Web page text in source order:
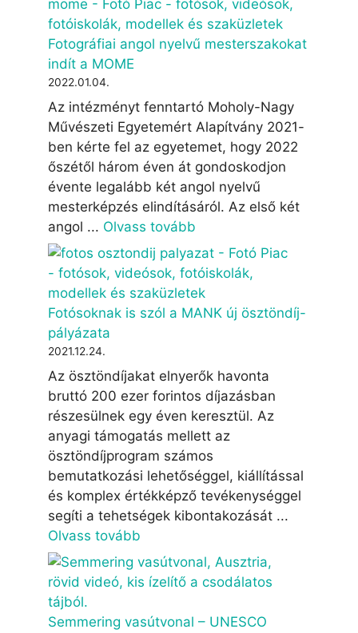
Fotográfiai angol nyelvű mesterszakokat
indít a MOME
2022.01.04.
Az intézményt fenntartó Moholy-Nagy
Művészeti Egyetemért Alapítvány 2021-
ben kérte fel az egyetemet, hogy 2022
őszétől három éven át gondoskodjon
évente legalább két angol nyelvű
mesterképzés elindításáról. Az első két
angol ... Olvass tovább
Fotósoknak is szól a MANK új ösztöndíj-
pályázata
2021.12.24.
Az ösztöndíjakat elnyerők havonta
bruttó 200 ezer forintos díjazásban
részesülnek egy éven keresztül. Az
anyagi támogatás mellett az
ösztöndíjprogram számos
bemutatkozási lehetőséggel, kiállítással
és komplex értékképző tevékenységgel
segíti a tehetségek kibontakozását ...
Olvass tovább
Semmering vasútvonal – UNESCO